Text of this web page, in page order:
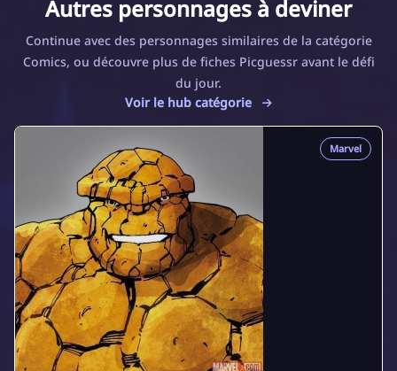
Autres personnages à deviner
Continue avec des personnages similaires de la catégorie
Comics, ou découvre plus de fiches Picguessr avant le défi
du jour.
Voir le hub catégorie
Marvel